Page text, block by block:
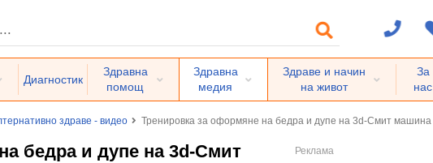
Диагностик
Здравна
помощ
Здравна
медия
Здраве и начин
на живот
За
нас
здраве - видео Тренировка за оформяне на бедра и дупе на 3d-Смит машина
бедра и дупе на 3d-Смит